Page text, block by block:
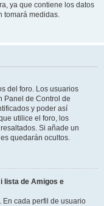
ya que contiene los datos
tomará medidas.
del foro. Los usuarios
Panel de Control de
y poder así
utilice el foro, los
Si añade un
quedarán ocultos.
lista de Amigos e
En cada perfil de usuario